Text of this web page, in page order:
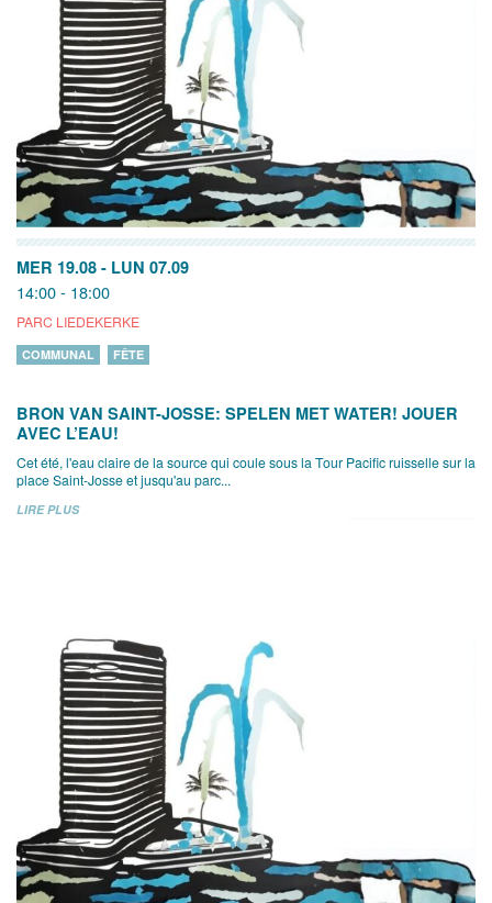
MER 19.08 - LUN 07.09
14:00 - 18:00
PARC LIEDEKERKE
COMMUNAL FÊTE
BRON VAN SAINT-JOSSE: SPELEN MET WATER! JOUER
AVEC L’EAU!
Cet été, l'eau claire de la source qui coule sous la Tour Pacific ruisselle sur la
place Saint-Josse et jusqu'au parc...
LIRE PLUS